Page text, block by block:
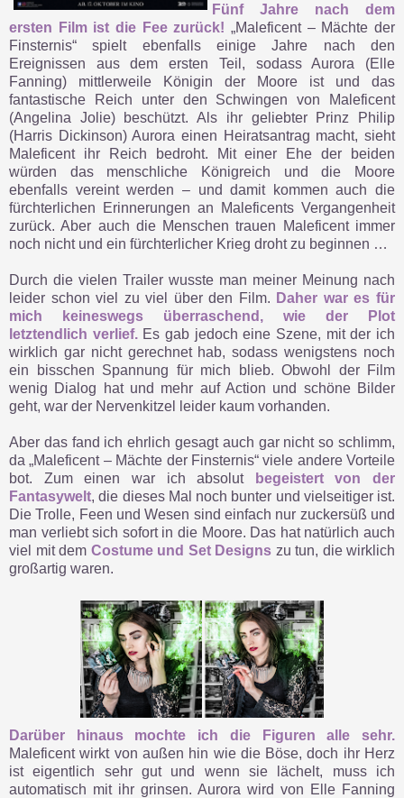
Fünf Jahre nach dem
ersten Film ist die Fee zurück! „Maleficent – Mächte der
Finsternis“ spielt ebenfalls einige Jahre nach den
Ereignissen aus dem ersten Teil, sodass Aurora (Elle
Fanning) mittlerweile Königin der Moore ist und das
fantastische Reich unter den Schwingen von Maleficent
(Angelina Jolie) beschützt. Als ihr geliebter Prinz Philip
(Harris Dickinson) Aurora einen Heiratsantrag macht, sieht
Maleficent ihr Reich bedroht. Mit einer Ehe der beiden
würden das menschliche Königreich und die Moore
ebenfalls vereint werden – und damit kommen auch die
fürchterlichen Erinnerungen an Maleficents Vergangenheit
zurück. Aber auch die Menschen trauen Maleficent immer
noch nicht und ein fürchterlicher Krieg droht zu beginnen …
Durch die vielen Trailer wusste man meiner Meinung nach
leider schon viel zu viel über den Film. Daher war es für
mich keineswegs überraschend, wie der Plot
letztendlich verlief. Es gab jedoch eine Szene, mit der ich
wirklich gar nicht gerechnet hab, sodass wenigstens noch
ein bisschen Spannung für mich blieb. Obwohl der Film
wenig Dialog hat und mehr auf Action und schöne Bilder
geht, war der Nervenkitzel leider kaum vorhanden.
Aber das fand ich ehrlich gesagt auch gar nicht so schlimm,
da „Maleficent – Mächte der Finsternis“ viele andere Vorteile
bot. Zum einen war ich absolut
begeistert von der
Fantasywelt, die dieses Mal noch bunter und vielseitiger ist.
Die Trolle, Feen und Wesen sind einfach nur zuckersüß und
man verliebt sich sofort in die Moore. Das hat natürlich auch
viel mit dem Costume und Set Designs zu tun, die wirklich
großartig waren.
Darüber hinaus mochte ich die Figuren alle sehr.
Maleficent wirkt von außen hin wie die Böse, doch ihr Herz
ist eigentlich sehr gut und wenn sie lächelt, muss ich
automatisch mit ihr grinsen. Aurora wird von Elle Fanning